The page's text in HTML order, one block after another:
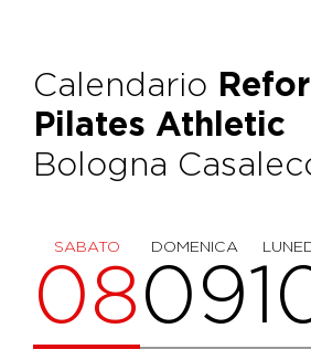
Calendario
Pilates Athletic
Bologna
SABATO
08 DOMENICA
09